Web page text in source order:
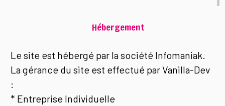
Hébergement
Le site est hébergé par la société Infomaniak.
La gérance du site est effectué par Vanilla-Dev
:
* Entreprise Individuelle